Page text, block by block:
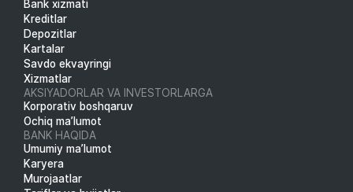
Bank xizmati
Kreditlar
Depozitlar
Kartalar
Savdo ekvayringi
Xizmatlar
AKSIYADORLAR VA INVESTORLARGA
Korporativ boshqaruv
Ochiq ma’lumot
BANK HAQIDA
Umumiy ma’lumot
Karyera
Murojaatlar